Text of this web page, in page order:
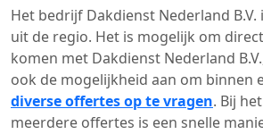
Het bedrijf Dakdienst Nederland
uit de regio. Het is mogelijk om
komen met Dakdienst Nederland
ook de mogelijkheid aan om binnen
diverse offertes op te vragen. Bij
meerdere offertes is een snelle